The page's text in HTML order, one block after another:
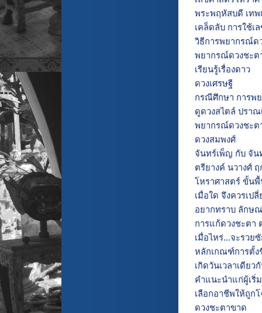
พระพฤหัสบดี เทพ
เคล็ดลับ การใช้เ
วิธีการพยากรณ์ด
พยากรณ์ดวงชะต
เรียนรู้เรื่องดาว
ดวงเศรษฐี
กรณีศึกษา การพ
ดูดวงสไตล์ ปราณ
พยากรณ์ดวงชะต
ดวงสมพงศ์
จันทร์เพ็ญ กับ จัน
ตรียางค์ นวางศ์
โหราศาสตร์ ขั้น
เมื่อใด จึงควรเป
อยากทราบ ลักษ
การแก้ดวงชะตา
เมื่อไหร่...จะรวย
หลักเกณฑ์การตั้ง
เกิดวันเวลาเดีย
คำแนะนำแก่ผู้เริ่
เลือกอาชีพให้ถูก
ดวงชะตาขาด